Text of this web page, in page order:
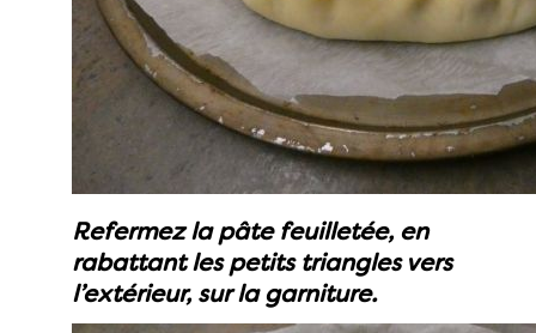
Refermez la pâte feuilletée, en
rabattant les petits triangles vers
l’extérieur, sur la garniture.